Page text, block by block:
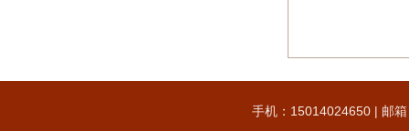
手机：15014024650 | 邮